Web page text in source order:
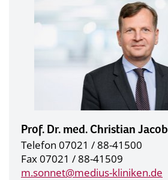
Prof. Dr. med. Christian Jacob
Telefon 07021 / 88-41500
Fax 07021 / 88-41509
m.sonnet@medius-kliniken.de